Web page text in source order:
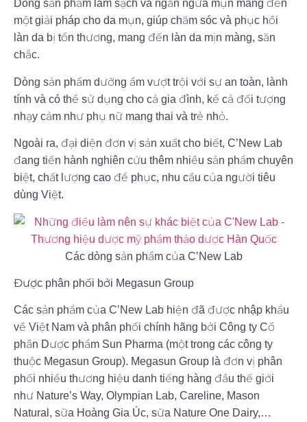
Dòng sản phẩm làm sạch và ngăn ngừa mụn mang đến
một giải pháp cho da mụn, giúp chăm sóc và phục hồi
làn da bị tổn thương, mang đến làn da mịn màng, săn
chắc.
Dòng sản phẩm dưỡng ẩm vượt trội với sự an toàn, lành
tính và có thể sử dụng cho cả gia đình, kể cả đối tượng
nhạy cảm như phụ nữ mang thai và trẻ nhỏ.
Ngoài ra, đại diện đơn vị sản xuất cho biết, C’New Lab
đang tiến hành nghiên cứu thêm nhiều sản phẩm chuyên
biệt, chất lượng cao để phục, nhu cầu của người tiêu
dùng Việt.
Các dòng sản phẩm của C’New Lab
Được phân phối bởi Megasun Group
Các sản phẩm của C’New Lab hiện đã được nhập khẩu
về Việt Nam và phân phối chính hãng bởi Công ty Cổ
phần Dược phẩm Sun Pharma (một trong các công ty
thuộc Megasun Group). Megasun Group là đơn vị phân
phối nhiều thương hiệu danh tiếng hàng đầu thế giới
như Nature’s Way, Olympian Lab, Careline, Mason
Natural, sữa Hoàng Gia Úc, sữa Nature One Dairy,…